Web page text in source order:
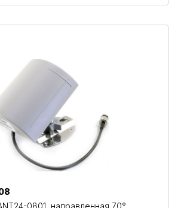
0801, направленная 70°,